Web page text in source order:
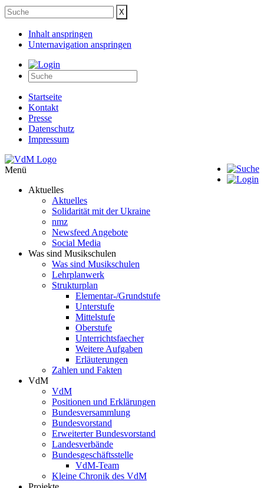
Inhalt anspringen
Unternavigation anspringen
Startseite
Kontakt
Presse
Datenschutz
Impressum
Menü
Aktuelles
Aktuelles
Solidarität mit der Ukraine
nmz
Newsfeed Angebote
Social Media
Was sind Musikschulen
Was sind Musikschulen
Lehrplanwerk
Strukturplan
Elementar-/Grundstufe
Unterstufe
Mittelstufe
Oberstufe
Unterrichtsfaecher
Weitere Aufgaben
Erläuterungen
Zahlen und Fakten
VdM
VdM
Positionen und Erklärungen
Bundesversammlung
Bundesvorstand
Erweiterter Bundesvorstand
Landesverbände
Bundesgeschäftsstelle
VdM-Team
Kleine Chronik des VdM